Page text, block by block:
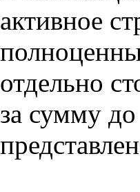
активное
отдельно
за сумму